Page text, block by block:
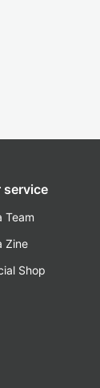
service
Team
Zine
Shop